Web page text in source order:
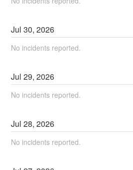
Jul30,2026
No incidents reported.
Jul29,2026
No incidents reported.
Jul28,2026
No incidents reported.